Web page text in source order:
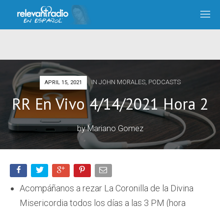
APRIL 15, 2021 IN JOHN MORALES, PODCASTS
RR En Vivo 4/14/2021 Hora 2
byMariano Gomez
Acompáñanos a rezar La Coronilla de la Divina
Misericordia todos los días a las 3 PM (hora